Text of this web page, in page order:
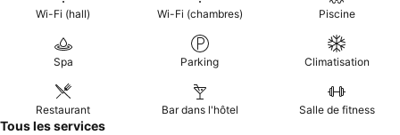
Wi-Fi (hall) Wi-Fi (chambres) Piscine
Spa Parking Climatisation
Restaurant Bar dans l'hôtel Salle de fitness
Tous les services